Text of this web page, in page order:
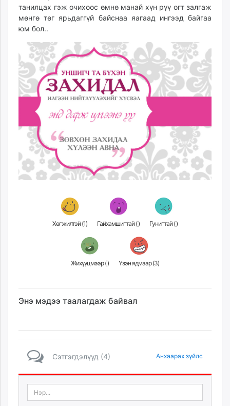
танилцах гэж очихоос өмнө манай хүн рүү огт залгаж
мөнгө төг ярьдаггүй байснаа яагаад ингээд байгаа
юм бол..
Хөгжилтэй (1) Гайхамшигтай () Гунигтай ()
Жихүүцмээр () Үзэн ядмаар (3)
Энэ мэдээ таалагдаж байвал
Сэтгэгдэлүүд (4) Анхаарах зүйлс